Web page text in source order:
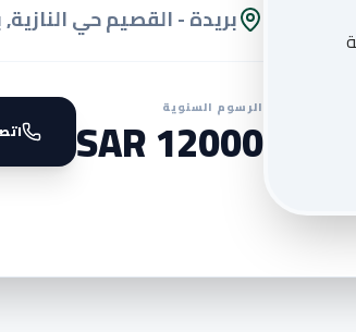
بريدة - القصيم حي
الرسوم السنوية
12000 SAR